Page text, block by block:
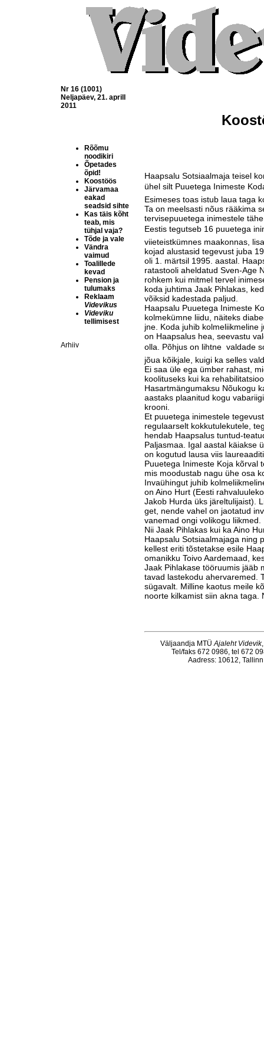
Nr 16 (1001)
Neljapäev, 21. aprill
2011
Rõõmu
noodikiri
Õpetades
õpid!
Koostöös
Järvamaa
eakad
seadsid sihte
Kas täis kõht
teab, mis
tühjal vaja?
Tõde ja vale
Vändra
vaimud
Toalillede
kevad
Pension ja
tulumaks
Reklaam
Videvikus
Videviku
tellimisest
Arhiiv
Haapsalu Sotsiaalmaja teisel
ühel silt Puuetega Inimeste
Esimeses toas istub laua taga
Ta on meelsasti nõus rääkima
ter­vise­puue­tega inimestele
Eestis tegutseb 16 puuetega
viieteist­kümnes maakonnas,
kojad alustasid tegevust juba
oli 1. märtsil 1995. aas­tal.
ratastooli aheldatud Sven-Age
rohkem kui mitmel tervel
koda juhtima Jaak Pihlakas,
võiksid kadestada paljud.
Haapsalu Puuetega Inimeste
kolmekümne liidu, näiteks
jne. Koda juhib kolmeliikmeline
on Haapsalus hea, seevastu
olla. Põhjus on lihtne  valdade
jõua kõikjale, kuigi ka selles
Ei saa üle ega ümber rahast,
koolituseks kui ka
Hasartmängumaksu Nõukogu
aastaks plaanitud kogu
krooni.
Et puuetega inimestele
regulaarselt kokkutulekutele,
hen­dab Haapsalus tuntud-
Paljasmaa. Igal aastal käiakse
on kogutud lausa viis
Puuetega Inimeste Koja kõr­val
mis moodustab nagu ühe osa
Invaühingut juhib
on Aino Hurt (Eesti
Jakob Hurda üks järeltulijaist).
get, nende vahel on jaotatud
vane­mad ongi volikogu liikmed.
Nii Jaak Pihlakas kui ka Aino
Haapsalu Sotsiaalmajaga ning
kellest eriti tõstetakse esile
omanikku Toivo Aardemaad,
Jaak Pihlakase tööruumis jääb
tavad lastekodu ahervaremed.
sügavalt. Milline kaotus meile
noorte kilkamist siin akna taga.
Väljaandja MTÜAjaleht Videvik
Tel/faks 672 0986, tel 672
Aadress: 10612,